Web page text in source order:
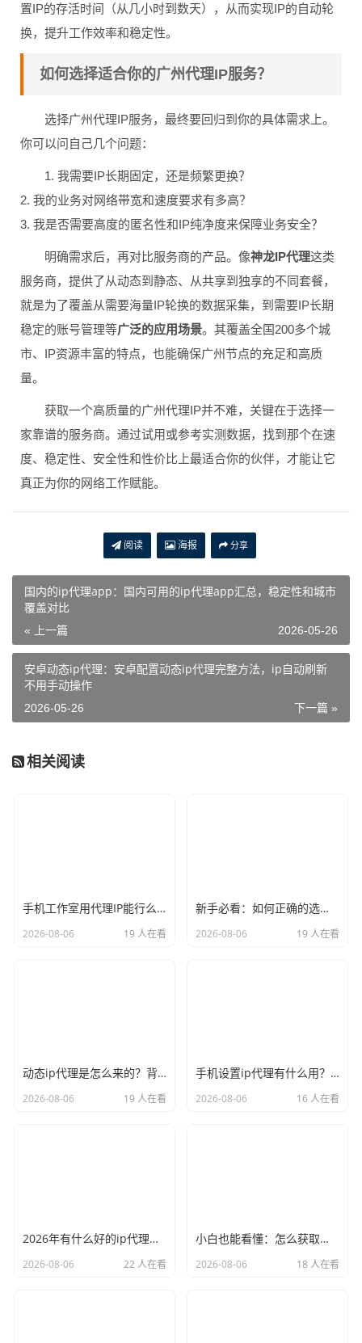
置IP的存活时间（从几小时到数天），从而实现IP的自动轮
换，提升工作效率和稳定性。
如何选择适合你的广州代理IP服务？
选择广州代理IP服务，最终要回归到你的具体需求上。
你可以问自己几个问题：
1. 我需要IP长期固定，还是频繁更换？
2. 我的业务对网络带宽和速度要求有多高？
3. 我是否需要高度的匿名性和IP纯净度来保障业务安全？
明确需求后，再对比服务商的产品。像神龙IP代理这类
服务商，提供了从动态到静态、从共享到独享的不同套餐，
就是为了覆盖从需要海量IP轮换的数据采集，到需要IP长期
稳定的账号管理等广泛的应用场景。其覆盖全国200多个城
市、IP资源丰富的特点，也能确保广州节点的充足和高质
量。
获取一个高质量的广州代理IP并不难，关键在于选择一
家靠谱的服务商。通过试用或参考实测数据，找到那个在速
度、稳定性、安全性和性价比上最适合你的伙伴，才能让它
真正为你的网络工作赋能。
阅读 海报 分享
国内的ip代理app：国内可用的ip代理app汇总，稳定性和城市
覆盖对比
« 上一篇 2026-05-26
安卓动态ip代理：安卓配置动态ip代理完整方法，ip自动刷新
不用手动操作
下一篇 »
2026-05-26
相关阅读
手机工作室用代理IP能行么？过来人的经验告诉你答案
2026-08-06 19 人在看
新手必看：如何正确的选择代理ip软件，别再交智商税了
2026-08-06 19 人在看
动态ip代理是怎么来的？背后的原理比你想象的精彩
2026-08-06 19 人在看
手机设置ip代理有什么用？不只是改定位那么简单
2026-08-06 16 人在看
2026年有什么好的ip代理软件？亲测后我只推荐这几个
2026-08-06 22 人在看
小白也能看懂：怎么获取代理ip和端口号，一步步教会你
2026-08-06 18 人在看